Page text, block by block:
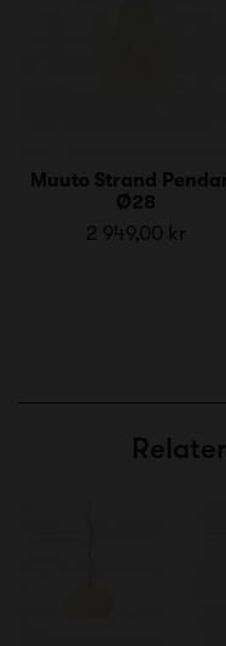
Muuto Strand
Ø28
2 949,00 kr